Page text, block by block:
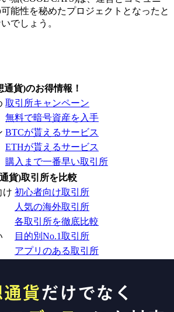
能性を秘めたプロジェクトとなったと
でしょう。
通貨)のお得情報！
取引所キャンペーン
無料で暗号資産を入手
BTCが貰えるサービス
ETHが貰えるサービス
購入まで一番早い取引所
貨)取引所を比較
け 初心者向け取引所
人気の海外取引所
各取引所を徹底比較
目的別No.1取引所
アプリのある取引所